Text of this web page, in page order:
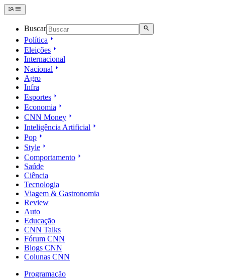
Buscar
Política
Eleições
Internacional
Nacional
Agro
Infra
Esportes
Economia
CNN Money
Inteligência Artificial
Pop
Style
Comportamento
Saúde
Ciência
Tecnologia
Viagem & Gastronomia
Review
Auto
Educação
CNN Talks
Fórum CNN
Blogs CNN
Colunas CNN
Programação